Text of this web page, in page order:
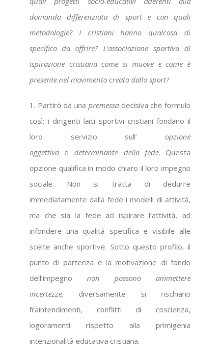
domanda differenziata di sport e con quali
metodologie? I cristiani hanno qualcosa di
specifico da offrire? L’associazione sportiva di
ispirazione cristiana come si muove e come è
presente nel movimento creato dallo sport?
1. Partirò da una premessa decisiva che formulo
così: i dirigenti laici sportivi cristiani fondano il
loro servizio sull’ opzione
oggettiva e determinante della fede. Questa
opzione qualifica in modo chiaro il loro impegno
sociale. Non si tratta di dedurre
immediatamente dalla fede i modelli di attività,
ma che sia la fede ad ispirare l’attività, ad
infondere una qualità specifica e visibile alle
scelte anche sportive. Sotto questo profilo, il
punto di partenza e la motivazione di fondo
dell’impegno non possono ammettere
incertezze, diversamente si rischiano
fraintendimenti, conflitti di coscienza,
logoramenti rispetto alla primigenia
intenzionalità educativa cristiana.